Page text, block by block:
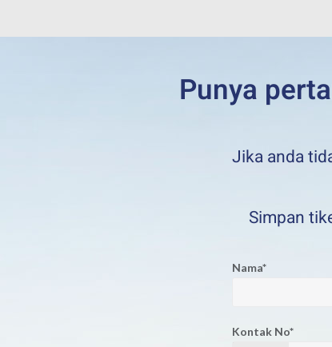
Punya
Jika anda
Simpan
Nama*
Kontak No*